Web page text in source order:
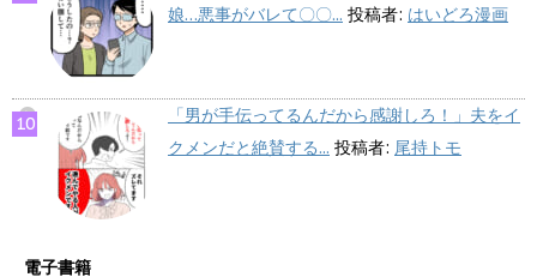
娘…悪事がバレて〇〇... 投稿者: はいどろ漫画
「男が手伝ってるんだから感謝しろ！」夫をイ
クメンだと絶賛する... 投稿者: 尾持トモ
電子書籍